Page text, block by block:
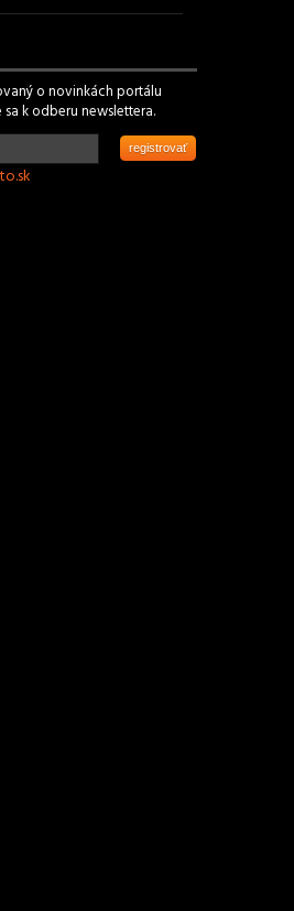
o novinkách portálu
sa k odberu newslettera.
registrovať